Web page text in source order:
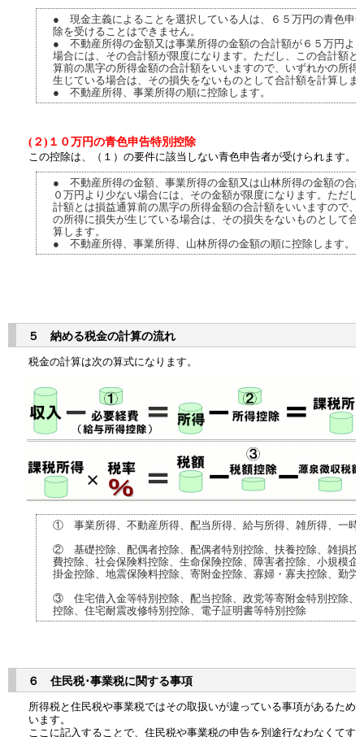
● 現金主義によることを選択している人は、６５万円の青色申
除を受けることはできません。
● 不動産所得の金額又は事業所得の金額の合計額が６５万円よ
場合には、その合計額が限度になります。ただし、この合計額と
算前の黒字の所得金額の合計額をいいますので、いずれかの所得
生じている場合は、その損失をないものとして合計額を計算しま
● 不動産所得、事業所得の順に控除します。
(２)１０万円の青色申告特別控除
この控除は、（１）の要件に該当しない青色申告者が受けられます。
● 不動産所得の金額、事業所得の金額又は山林所得の金額の合
０万円より少ない場合には、その金額が限度になります。ただし
計額とは損益通算前の黒字の所得金額の合計額をいいますので、
の所得に損失が生じている場合は、その損失をないものとして合
算します。
● 不動産所得、事業所得、山林所得の金額の順に控除します。
５ 納める税金の計算の流れ
税金の計算は次の算式になります。
① 事業所得、不動産所得、配当所得、給与所得、雑所得、一時
② 基礎控除、配偶者控除、配偶者特別控除、扶養控除、雑損控
費控除、社会保険料控除、生命保険控除、障害者控除、小規模企
掛金控除、地震保険料控除、寄附金控除、寡婦・寡夫控除、勤労
③ 住宅借入金等特別控除、配当控除、政党等寄附金特別控除、
控除、住宅耐震改修特別控除、電子証明書等特別控除
６ 住民税･事業税に関する事項
所得税と住民税や事業税ではその取扱いが違っている事項があるため
います。
ここに記入することで、住民税や事業税の申告を別途行なわなくてす